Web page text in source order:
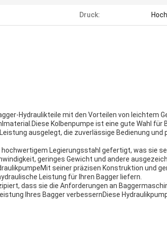
Druck:
Hydraulikteile mit den Vorteilen von leichtem
Kolbenpumpe ist eine gute Wahl für
ausgelegt, die zuverlässige Bedienung und
hochwertigem Legierungsstahl gefertigt, was sie
geringes Gewicht und andere
seiner präzisen Konstruktion und
Leistung für Ihren Bagger liefern.
dass sie die Anforderungen an
Ihres Bagger verbessernDiese